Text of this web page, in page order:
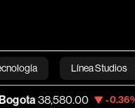
Línea Studios
English-0.36% Apple